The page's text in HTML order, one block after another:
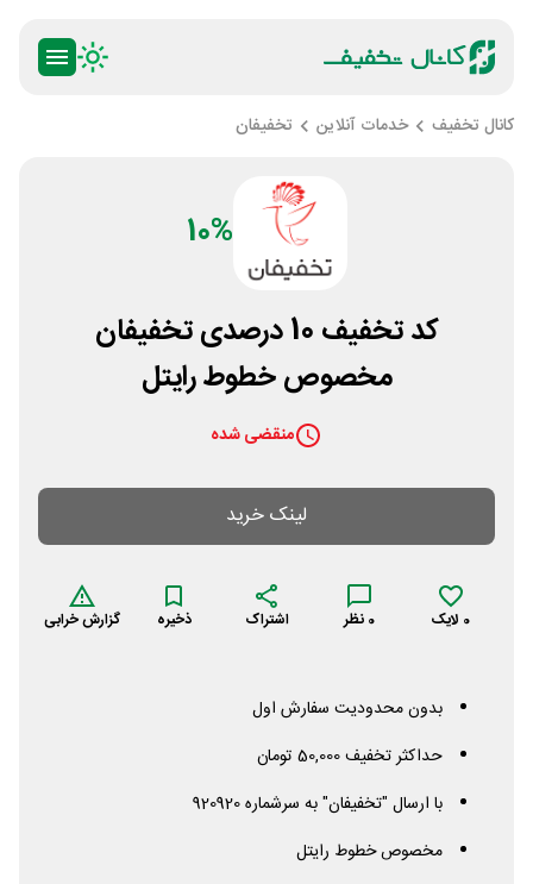
کانال تخفیف خدمات آنلاین تخفیفان
10%
کد تخفیف 10 درصدی تخفیفان
مخصوص خطوط رایتل
منقضی شده
لینک خرید
0 لایک 0 نظر اشتراک ذخیره گزارش خرابی
بدون محدودیت سفارش اول
حداکثر تخفیف 50,000 تومان
با ارسال "تخفیفان" به سرشماره 920920
مخصوص خطوط رایتل